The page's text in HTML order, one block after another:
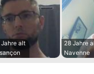
alt
28 Jahre
Navenne